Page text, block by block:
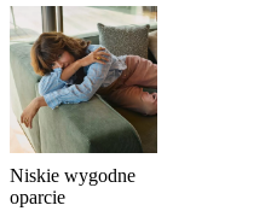
projektantówPersonalizacja
and
certificationsDeklaracja
dostępnościZostań
franczyzobiorcąProfessionals
Program ProjectsArticles
and
Niskie wygodne
oparcie